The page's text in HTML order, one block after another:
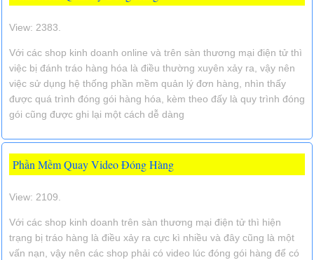
View: 2383.
Với các shop kinh doanh online và trên sàn thương mại điện tử thì
việc bị đánh tráo hàng hóa là điều thường xuyên xảy ra, vậy nên
việc sử dụng hệ thống phần mềm quản lý đơn hàng, nhìn thấy
được quá trình đóng gói hàng hóa, kèm theo đấy là quy trình đóng
gói cũng được ghi lại một cách dễ dàng
Phần Mềm Quay Video Đóng Hàng
View: 2109.
Với các shop kinh doanh trên sàn thương mại điện tử thì hiện
trạng bị tráo hàng là điều xảy ra cực kì nhiều và đây cũng là một
vấn nạn, vậy nên các shop phải có video lúc đóng gói hàng để có